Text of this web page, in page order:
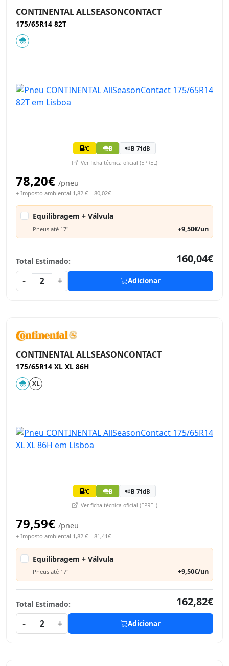
CONTINENTAL ALLSEASONCONTACT
175/65R14 82T
C B B 71dB
Ver ficha técnica oficial (EPREL)
78,20€ /pneu
+ Imposto ambiental 1,82 € = 80,02€
Equilibragem + Válvula
Pneus até 17" +9,50€/un
Total Estimado:
160,04€
-
2 + Adicionar
CONTINENTAL ALLSEASONCONTACT
175/65R14 XL XL 86H
XL
C B B 71dB
Ver ficha técnica oficial (EPREL)
79,59€ /pneu
+ Imposto ambiental 1,82 € = 81,41€
Equilibragem + Válvula
Pneus até 17" +9,50€/un
Total Estimado:
162,82€
-
2 + Adicionar